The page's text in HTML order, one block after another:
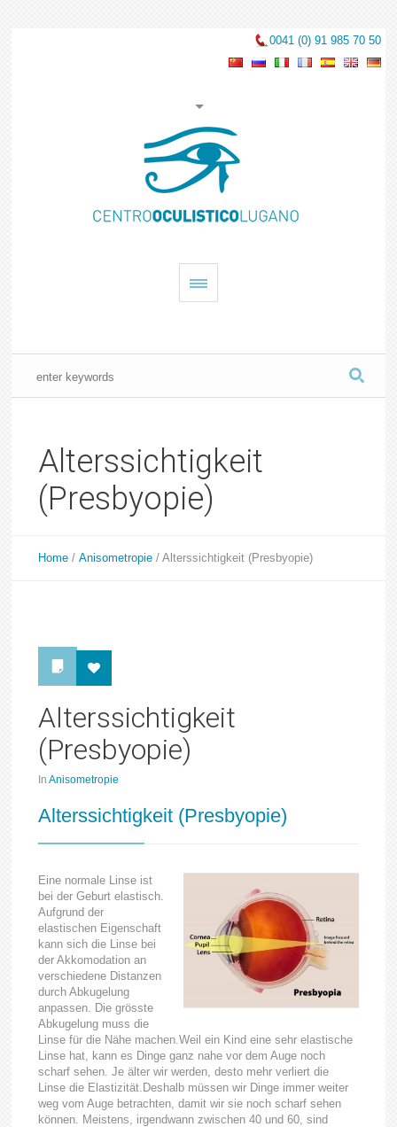
0041 (0) 91 985 70 50
Alterssichtigkeit
(Presbyopie)
Home /Anisometropie /Alterssichtigkeit (Presbyopie)
Alterssichtigkeit
(Presbyopie)
InAnisometropie
Alterssichtigkeit (Presbyopie)
Eine normale Linse ist
bei der Geburt elastisch.
Aufgrund der
elastischen Eigenschaft
kann sich die Linse bei
der Akkomodation an
verschiedene Distanzen
durch Abkugelung
anpassen. Die grösste
Abkugelung muss die
Linse für die Nähe machen.Weil ein Kind eine sehr elastische
Linse hat, kann es Dinge ganz nahe vor dem Auge noch
scharf sehen. Je älter wir werden, desto mehr verliert die
Linse die Elastizität.Deshalb müssen wir Dinge immer weiter
weg vom Auge betrachten, damit wir sie noch scharf sehen
können. Meistens, irgendwann zwischen 40 und 60, sind